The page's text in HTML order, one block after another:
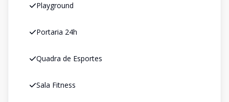
Playground
Portaria 24h
Quadra de Esportes
Sala Fitness